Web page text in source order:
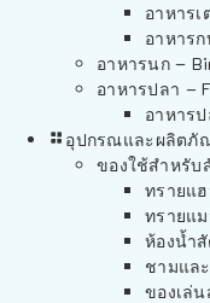
อาหาร
อาหารก
อาหารนก –
อาหารปลา –
อาหาร
อุปกรณและผลิตภั
ของใช้สำหรับ
ทรายแ
ทรายแ
ห้องน้ำ
ชามแล
ของเล่น